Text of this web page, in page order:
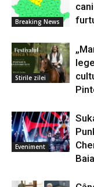
Breaking News
Stirile zilei
Eveniment